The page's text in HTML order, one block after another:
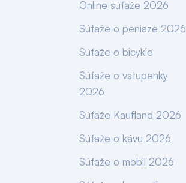
Online súťaže 2026
Súťaže o peniaze 2026
Súťaže o bicykle
Súťaže o vstupenky
2026
Súťaže Kaufland 2026
Súťaže o kávu 2026
Súťaže o mobil 2026